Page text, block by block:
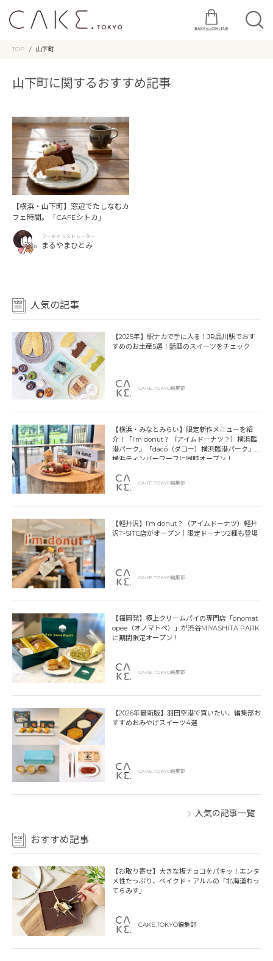
TOP 山下町
山下町に関するおすすめ記事
【横浜・山下町】窓辺でたしなむカ
フェ時間。「CAFEシトカ」
フードイラストレーター
まるやまひとみ
人気の記事
【2025年】駅ナカで手に入る！JR品川駅でおす
すめのお土産5選！話題のスイーツをチェック
CAKE.TOKYO編集部
【横浜・みなとみらい】限定新作メニューを紹
介！「I’m donut？（アイムドーナツ？）横浜臨
港パーク」「dacō（ダコー）横浜臨港パーク」
横浜ティンバーワーフに同時オープン！
CAKE.TOKYO編集部
【軽井沢】I’m donut？（アイムドーナツ）軽井
沢T-SITE店がオープン｜限定ドーナツ2種も登場
CAKE.TOKYO編集部
【福岡発】極上クリームパイの専門店「onomat
opée（オノマトペ）」が渋谷MIYASHITA PARK
に期間限定オープン！
CAKE.TOKYO編集部
【2026年最新版】羽田空港で買いたい、編集部お
すすめおみやげスイーツ4選
CAKE.TOKYO編集部
人気の記事一覧
おすすめ記事
【お取り寄せ】大きな板チョコをパキッ！エンタ
メ性たっぷり、ベイクド・アルルの「北海道わっ
てらみす」
CAKE.TOKYO編集部